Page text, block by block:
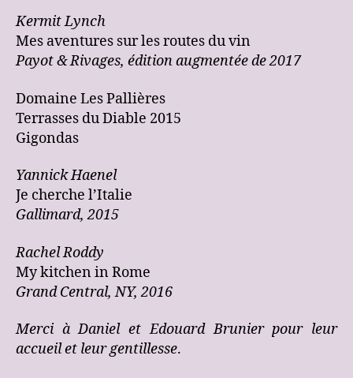
Kermit Lynch
Mes aventures sur les routes du vin
Payot & Rivages, édition augmentée de 2017
Domaine Les Pallières
Terrasses du Diable 2015
Gigondas
Yannick Haenel
Je cherche l’Italie
Gallimard, 2015
Rachel Roddy
My kitchen in Rome
Grand Central, NY, 2016
Merci à Daniel et Edouard Brunier pour leur
accueil et leur gentillesse.